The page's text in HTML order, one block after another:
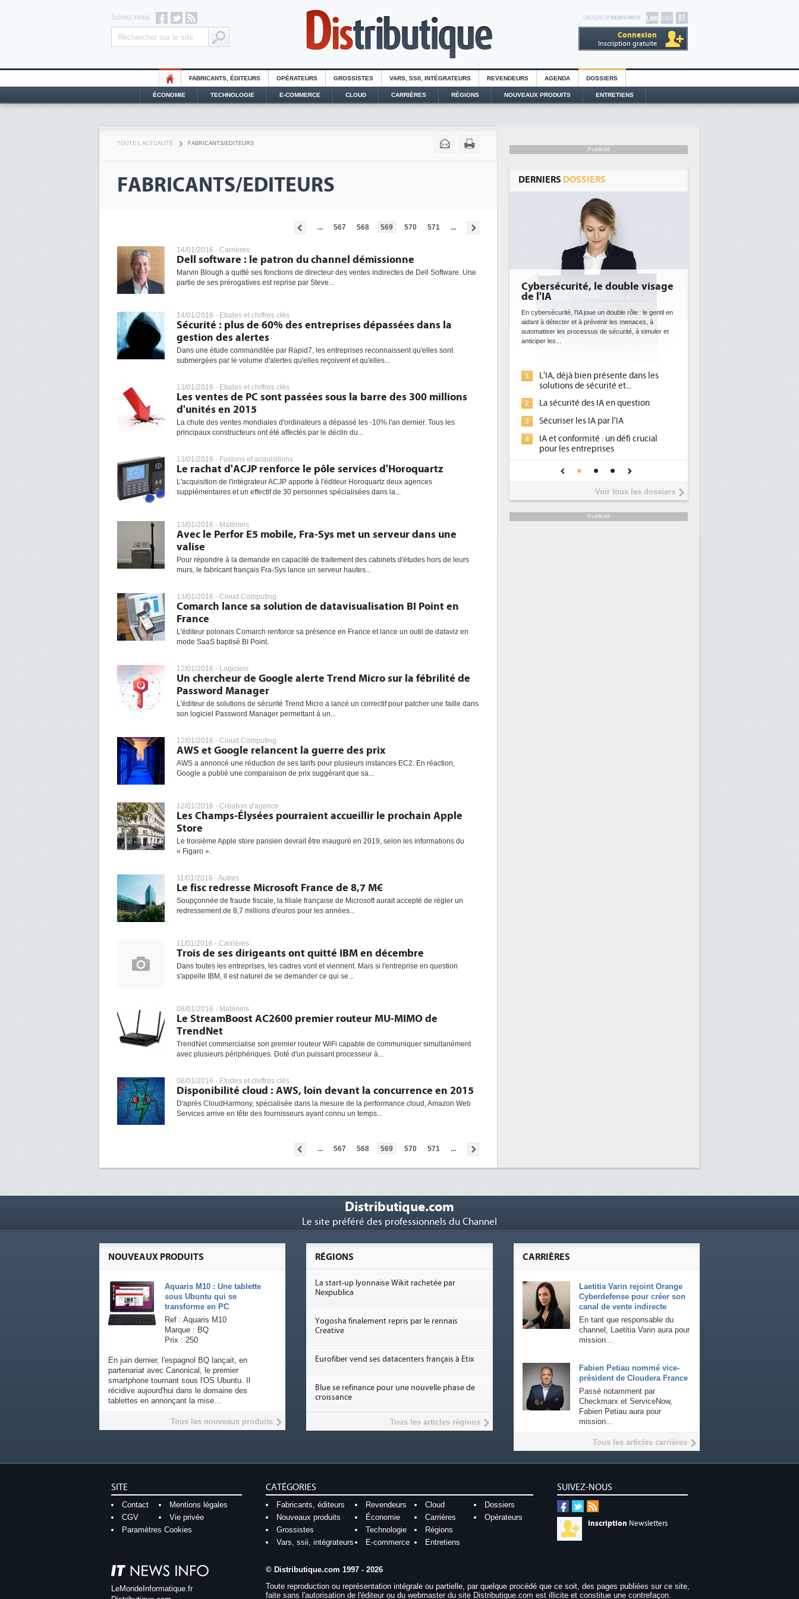
GROUPE IT NEWS INFO
Connexion
Inscription gratuite
Suivez-nous
FABRICANTS, ÉDITEURS OPÉRATEURS GROSSISTES VARS, SSII, INTÉGRATEURS REVENDEURS AGENDA DOSSIERS
ÉCONOMIE TECHNOLOGIE E-COMMERCE CLOUD CARRIÈRES RÉGIONS NOUVEAUX PRODUITS ENTRETIENS
TOUTE L'ACTUALITÉ FABRICANTS/EDITEURS
FABRICANTS/EDITEURS
... 567 568 569 570 571 ...
14/01/2016 - Carrières
Dell software : le patron du channel démissionne
Marvin Blough a quitté ses fonctions de directeur des ventes indirectes de Dell Software. Une
partie de ses prérogatives est reprise par Steve...
14/01/2016 - Etudes et chiffres clés
Sécurité : plus de 60% des entreprises dépassées dans la
gestion des alertes
Dans une étude commanditée par Rapid7, les entreprises reconnaissent qu'elles sont
submergées par le volume d'alertes qu'elles reçoivent et qu'elles...
13/01/2016 - Etudes et chiffres clés
Les ventes de PC sont passées sous la barre des 300 millions
d'unités en 2015
La chute des ventes mondiales d'ordinateurs a dépassé les -10% l'an dernier. Tous les
principaux constructeurs ont été affectés par le déclin du...
13/01/2016 - Fusions et acquisitions
Le rachat d'ACJP renforce le pôle services d'Horoquartz
L'acquisition de l'intégrateur ACJP apporte à l'éditeur Horoquartz deux agences
supplémentaires et un effectif de 30 personnes spécialisées dans la...
13/01/2016 - Matériels
Avec le Perfor E5 mobile, Fra-Sys met un serveur dans une
valise
Pour répondre à la demande en capacité de traitement des cabinets d'études hors de leurs
murs, le fabricant français Fra-Sys lance un serveur hautes...
13/01/2016 - Cloud Computing
Comarch lance sa solution de datavisualisation BI Point en
France
L'éditeur polonais Comarch renforce sa présence en France et lance un outil de dataviz en
mode SaaS baptisé BI Point.
12/01/2016 - Logiciels
Un chercheur de Google alerte Trend Micro sur la fébrilité de
Password Manager
L'éditeur de solutions de sécurité Trend Micro a lancé un correctif pour patcher une faille dans
son logiciel Password Manager permettant à un...
12/01/2016 - Cloud Computing
AWS et Google relancent la guerre des prix
AWS a annoncé une réduction de ses tarifs pour plusieurs instances EC2. En réaction,
Google a publié une comparaison de prix suggérant que sa...
12/01/2016 - Création d'agence
Les Champs-Élysées pourraient accueillir le prochain Apple
Store
Le troisième Apple store parisien devrait être inauguré en 2019, selon les informations du
« Figaro ».
11/01/2016 -Autres
Le fisc redresse Microsoft France de 8,7 M€
Soupçonnée de fraude fiscale, la filiale française de Microsoft aurait accepté de régler un
redressement de 8,7 millions d'euros pour les années...
11/01/2016 - Carrières
Trois de ses dirigeants ont quitté IBM en décembre
Dans toutes les entreprises, les cadres vont et viennent. Mais si l'entreprise en question
s'appelle IBM, il est naturel de se demander ce qui se...
08/01/2016 - Matériels
Le StreamBoost AC2600 premier routeur MU-MIMO de
TrendNet
TrendNet commercialise son premier routeur WiFi capable de communiquer simultanément
avec plusieurs périphériques. Doté d'un puissant processeur à...
08/01/2016 - Etudes et chiffres clés
Disponibilité cloud : AWS, loin devant la concurrence en 2015
D'après CloudHarmony, spécialisée dans la mesure de la performance cloud, Amazon Web
Services arrive en tête des fournisseurs ayant connu un temps...
... 567 568 569 570 571 ...
Publicité
DERNIERS DOSSIERS
Cybersécurité, le double visage
de l'IA
En cybersécurité, l'IA joue un double rôle : le gentil en
aidant à détecter et à prévenir les menaces, à
automatiser les processus de sécurité, à simuler et
anticiper les...
1
L'IA, déjà bien présente dans les
solutions de sécurité et...
2 La sécurité des IA en question
3 Sécuriser les IA par l'IA
4
IA et conformité : un défi crucial
pour les entreprises
Une IA de confiance pour une IA
plus sûre ?
Voir tous les dossiers
Publicité
Distributique.com
Le site préféré des professionnels du Channel
CARRIÈRES
Laetitia Varin rejoint Orange
Cyberdefense pour créer son
canal de vente indirecte
En tant que responsable du
channel, Laetitia Varin aura pour
mission...
Fabien Petiau nommé vice-
président de Cloudera France
Passé notamment par
Checkmarx et ServiceNow,
Fabien Petiau aura pour
mission...
Tous les articles carrières
NOUVEAUX PRODUITS
Aquaris M10 : Une tablette
sous Ubuntu qui se
transforme en PC
Ref : Aquaris M10
Marque : BQ
Prix : 250
En juin dernier, l'espagnol BQ lançait, en
partenariat avec Canonical, le premier
smartphone tournant sous l'OS Ubuntu. Il
récidive aujourd'hui dans le domaine des
tablettes en annonçant la mise...
Tous les nouveaux produits
RÉGIONS
La start-up lyonnaise Wikit rachetée par
Nexpublica
Yogosha finalement repris par le rennais
Creative
Eurofiber vend ses datacenters français à Etix
Blue se refinance pour une nouvelle phase de
croissance
Tous les articles régions
SUIVEZ-NOUS
Inscription Newsletters
SITE
Contact
Mentions légales
CGV
Vie privée
Paramètres Cookies
CATÉGORIES
Fabricants, éditeurs Revendeurs Cloud
Dossiers
Nouveaux produits
Économie Carrières
Opérateurs
Grossistes
Technologie
Régions
Vars, ssii, intégrateurs
E-commerce Entretiens
LeMondeInformatique.fr
© Distributique.com 1997 - 2026
Toute reproduction ou représentation intégrale ou partielle, par quelque procédé que ce soit, des pages publiées sur ce site,
faite sans l'autorisation de l'éditeur ou du webmaster du site Distributique.com est illicite et constitue une contrefaçon.